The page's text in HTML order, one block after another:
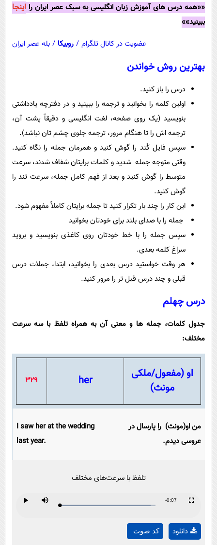
فرهنگی
اجتماعی
««همه درس های آموزش زبان انگلیسی به سبک عصر ایران را اینجا
ببینید»»
عضویت در کانال تلگرام / روبیکا / بله عصر ایران
بهترین روش خواندن
درس را باز کنید.
اولین کلمه را بخوانید و ترجمه را ببینید و در دفترچه یادداشتی
بنویسید (یک روی صفحه، لغت انگلیسی و دقیقاً پشت آن،
ترجمه اش را تا هنگام مرور، ترجمه جلوی چشم تان نباشد).
سپس فایل کُند را گوش کنید و همرمان جمله را نگاه کنید.
وقتی متوجه جمله شدید و کلمات برایتان شفاف شدند، سرعت
متوسط را گوش کنید و بعد از فهم کامل جمله، سرعت تند را
گوش کنید.
این کار را چند بار تکرار کنید تا جمله برایتان کاملاً مفهوم شود.
جمله را با صدای بلند برای خودتان بخوانید
سپس جمله را با خط خودتان روی کاغذی بنویسید و بروید
سراغ کلمه بعدی.
هر وقت خواستید درس بعدی را بخوانید، ابتدا، جملات درس
قبلی و چند درس قبل تر را مرور کنید.
درس چهلم
جدول کلمات، جمله ها و معنی آن به همراه تلفظ با سه سرعت
مختلف:
او (مفعول/ملکی
مونث)
her
329
من او(مونث) را پارسال در
عروسی دیدم.
I saw her at the wedding
last year.
تلفظ با سرعت‌های مختلف
Video
Loaded:
Progress:
Remaining
-0:07
کد صوت دانلود